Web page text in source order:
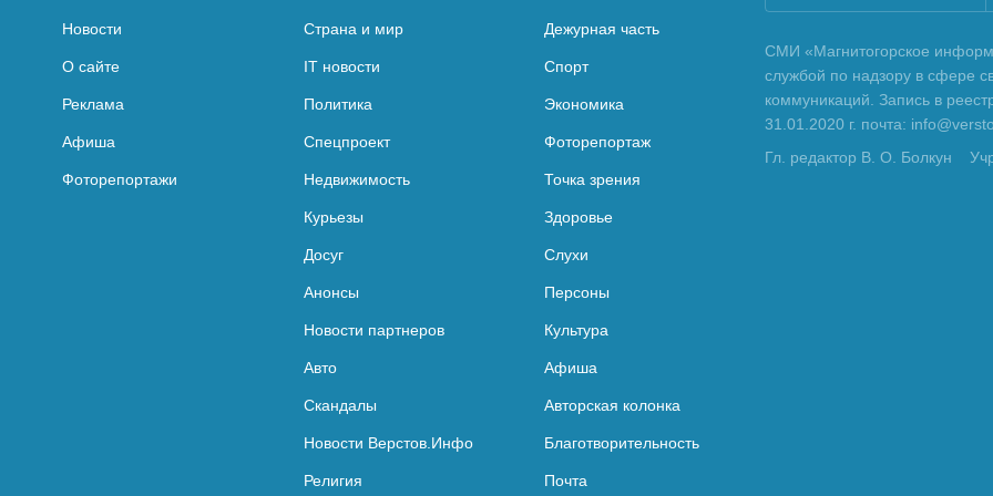
Новости
О сайте
Реклама
Афиша
Фоторепортажи
Страна и мир Дежурная часть
IT новости Спорт
Политика Экономика
Спецпроект Фоторепортаж
Недвижимость Точка зрения
Курьезы Здоровье
Досуг Слухи
Анонсы Персоны
Новости партнеров Культура
Авто Афиша
Скандалы Авторская колонка
Новости Верстов.Инфо Благотворительность
Религия Почта
СМИ «Магнитогорское
службой по надзору в сфере
коммуникаций. Запись в
31.01.2020 г. почта:
Гл. редактор В. О. Болкун